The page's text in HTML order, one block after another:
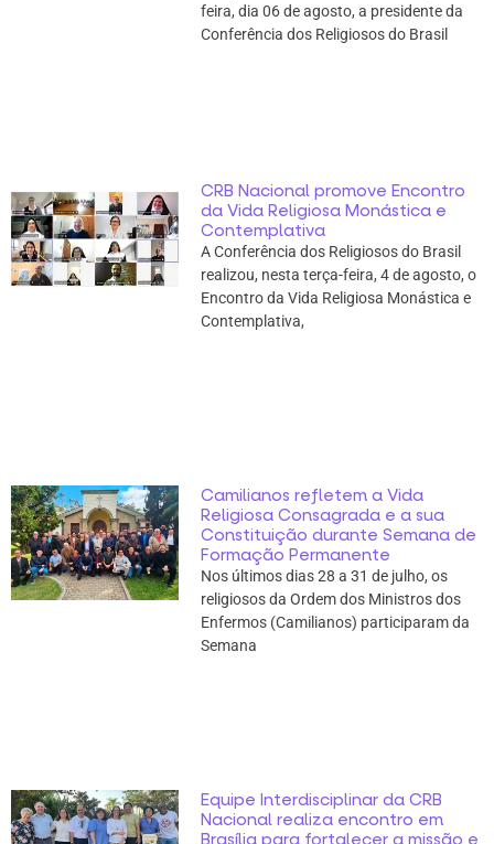
feira, dia 06 de agosto, a presidente da
Conferência dos Religiosos do Brasil
CRB Nacional promove Encontro
da Vida Religiosa Monástica e
Contemplativa
A Conferência dos Religiosos do Brasil
realizou, nesta terça-feira, 4 de agosto, o
Encontro da Vida Religiosa Monástica e
Contemplativa,
Camilianos refletem a Vida
Religiosa Consagrada e a sua
Constituição durante Semana de
Formação Permanente
Nos últimos dias 28 a 31 de julho, os
religiosos da Ordem dos Ministros dos
Enfermos (Camilianos) participaram da
Semana
Equipe Interdisciplinar da CRB
Nacional realiza encontro em
Brasília para fortalecer a missão e